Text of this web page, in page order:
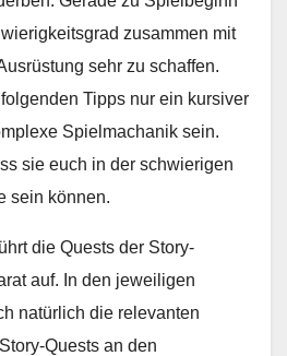
zusammen mit
sehr zu schaffen.
Tipps nur ein kursiver
Spielmachanik sein.
sie euch in der schwierigen
sein können.
die Quests der Story-
auf. In den jeweiligen
natürlich die relevanten
Quests an den